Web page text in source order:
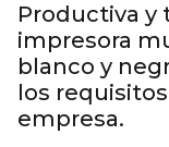
Productiva
impresora
blanco y
los
empresa.